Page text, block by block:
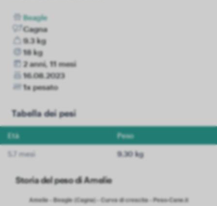
Beagle
Cagna
9.3 kg
18 kg
2 anni, 11 mesi
16.08.2023
1x pesato
Tabella dei pesi
Età Peso
5.7 mesi 9.30 kg
Storia del peso di Amelie